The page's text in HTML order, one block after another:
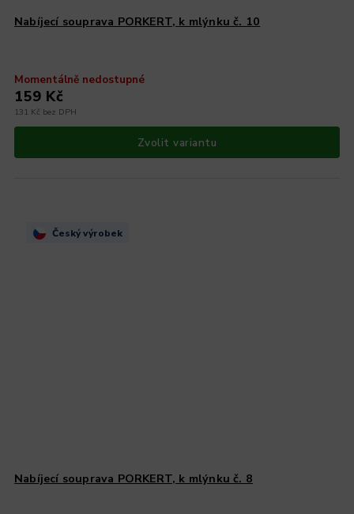
Nabíjecí souprava PORKERT, k mlýnku č. 10
Momentálně nedostupné
131 Kč bez DPH
159 Kč
Zvolit variantu
Český výrobek
Nabíjecí souprava PORKERT, k mlýnku č. 8